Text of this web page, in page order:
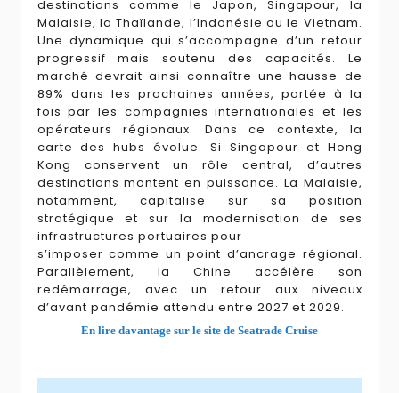
destinations comme le Japon, Singapour, la
Malaisie, la Thaïlande, l’Indonésie ou le Vietnam.
Une dynamique qui s’accompagne d’un retour
progressif mais soutenu des capacités. Le
marché devrait ainsi connaître une hausse de
89% dans les prochaines années, portée à la
fois par les compagnies internationales et les
opérateurs régionaux. Dans ce contexte, la
carte des hubs évolue. Si Singapour et Hong
Kong conservent un rôle central, d’autres
destinations montent en puissance. La Malaisie,
notamment, capitalise sur sa position
stratégique et sur la modernisation de ses
infrastructures portuaires pour
s’imposer comme un point d’ancrage régional.
Parallèlement, la Chine accélère son
redémarrage, avec un retour aux niveaux
d’avant pandémie attendu entre 2027 et 2029.
En lire davantage sur le site de Seatrade Cruise